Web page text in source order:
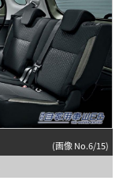
(画像 No.6/15)